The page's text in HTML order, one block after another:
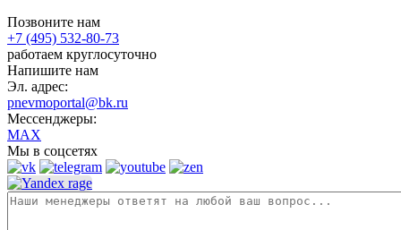
Позвоните нам
+7 (495) 532-80-73
работаем круглосуточно
Напишите нам
Эл. адрес:
pnevmoportal@bk.ru
Мессенджеры:
MAX
Мы в соцсетях